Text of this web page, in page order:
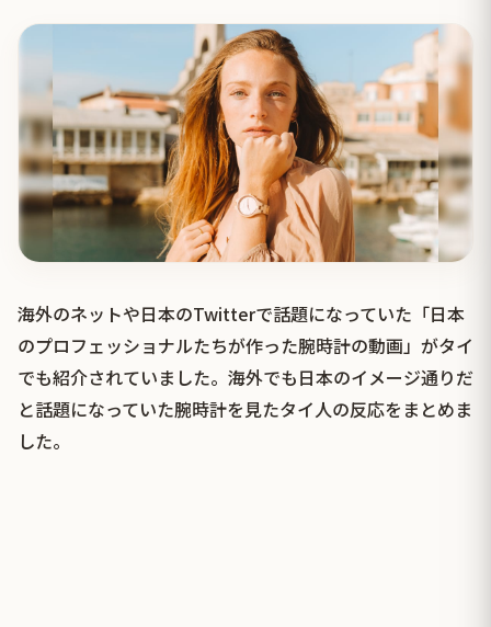
海外のネットや日本のTwitterで話題になっていた「日本
のプロフェッショナルたちが作った腕時計の動画」がタイ
でも紹介されていました。海外でも日本のイメージ通りだ
と話題になっていた腕時計を見たタイ人の反応をまとめま
した。